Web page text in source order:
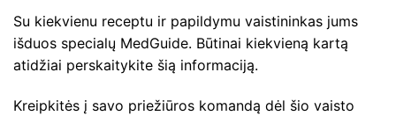
Su kiekvienu receptu ir papildymu vaistininkas jums
išduos specialų MedGuide. Būtinai kiekvieną kartą
atidžiai perskaitykite šią informaciją.
Kreipkitės į savo priežiūros komandą dėl šio vaisto